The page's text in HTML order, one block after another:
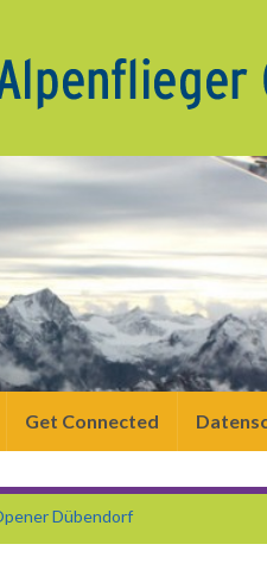
Get Connected
Dübendorf